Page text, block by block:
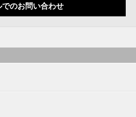
でのお問い合わせ